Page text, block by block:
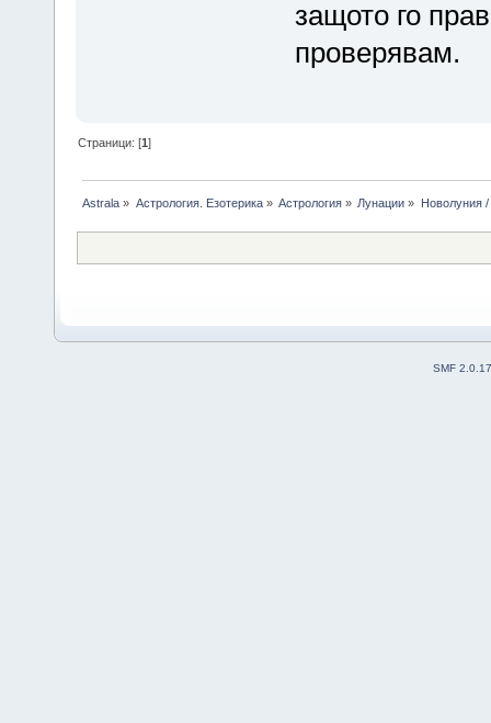
защото го
проверявам.
Страници: [1]
Astrala » Астрология. Езотерика» Астрология» Лунации » Новолуния
SMF 2.0.17